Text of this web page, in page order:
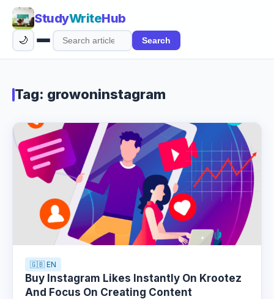
StudyWriteHub
Search
articles
Search
🌙
Tag: growoninstagram
🇬🇧 EN
Buy Instagram Likes Instantly On Krootez
And Focus On Creating Content